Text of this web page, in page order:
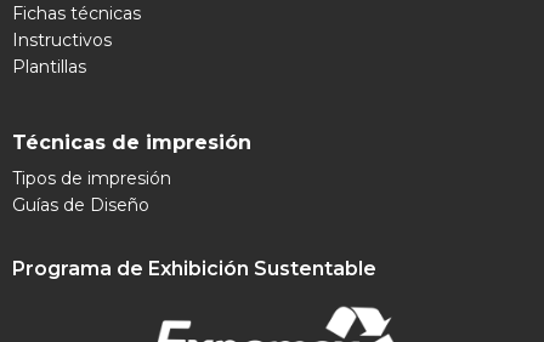
Fichas técnicas
Instructivos
Plantillas
Técnicas de impresión
Tipos de impresión
Guías de Diseño
Programa de Exhibición Sustentable